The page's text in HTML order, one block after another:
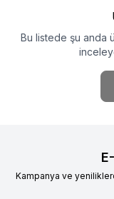
Bu listede şu anda
Kampanya ve